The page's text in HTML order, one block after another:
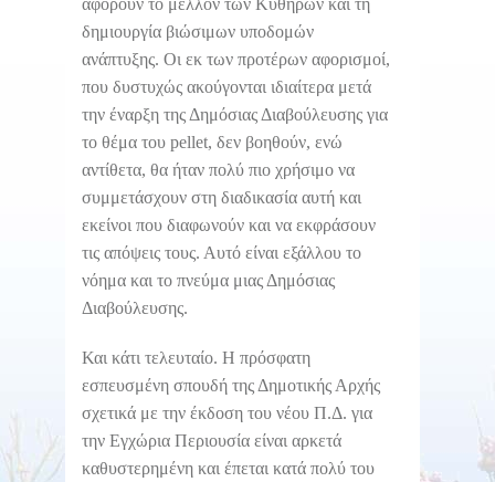
δημιουργία βιώσιμων υποδομών
ανάπτυξης. Οι εκ των προτέρων αφορισμοί,
που δυστυχώς ακούγονται ιδιαίτερα μετά
την έναρξη της Δημόσιας Διαβούλευσης για
το θέμα του pellet, δεν βοηθούν, ενώ
αντίθετα, θα ήταν πολύ πιο χρήσιμο να
συμμετάσχουν στη διαδικασία αυτή και
εκείνοι που διαφωνούν και να εκφράσουν
τις απόψεις τους. Αυτό είναι εξάλλου το
νόημα και το πνεύμα μιας Δημόσιας
Διαβούλευσης.
Και κάτι τελευταίο. Η πρόσφατη
εσπευσμένη σπουδή της Δημοτικής Αρχής
σχετικά με την έκδοση του νέου Π.Δ. για
την Εγχώρια Περιουσία είναι αρκετά
καθυστερημένη και έπεται κατά πολύ του